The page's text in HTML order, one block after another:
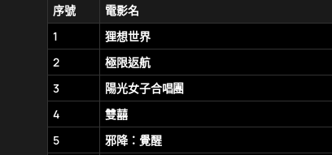
序號 電影名
1
狸想世界
2
極限返航
3
陽光女子合唱團
4
雙囍
5
邪降：覺醒